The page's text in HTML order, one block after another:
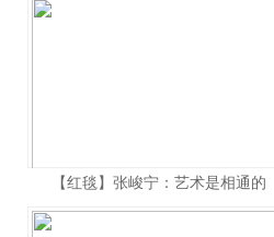
【红毯】张峻宁：艺术是相通的